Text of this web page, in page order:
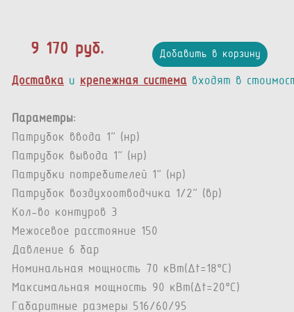
9 170 руб. Добавить в корзину
Доставка и крепежная система входят в
Параметры:
Патрубок ввода 1” (нр)
Патрубок вывода 1” (нр)
Патрубки потребителей 1” (нр)
Патрубок воздухоотводчика 1/2" (вр)
Кол-во контуров 3
Межосевое расстояние 150
Давление 6 бар
Номинальная мощность 70 кВт(Δt=18°C)
Максимальная мощность 90 кВт(Δt=20°C)
Габаритные размеры 516/60/95